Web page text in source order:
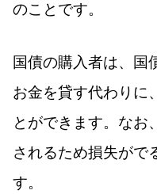
のことです。
国債の購入者は、国
お金を貸す代わりに
とができます。なお
されるため損失がで
す。